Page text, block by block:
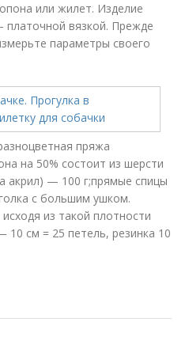
или жилет. Изделие
вязкой. Прежде
параметры своего
пряжа
на 50% состоит из шерсти
акрил) — 100 г;прямые спицы
с большим ушком.
из такой плотности
10 см = 25 петель, резинка 10